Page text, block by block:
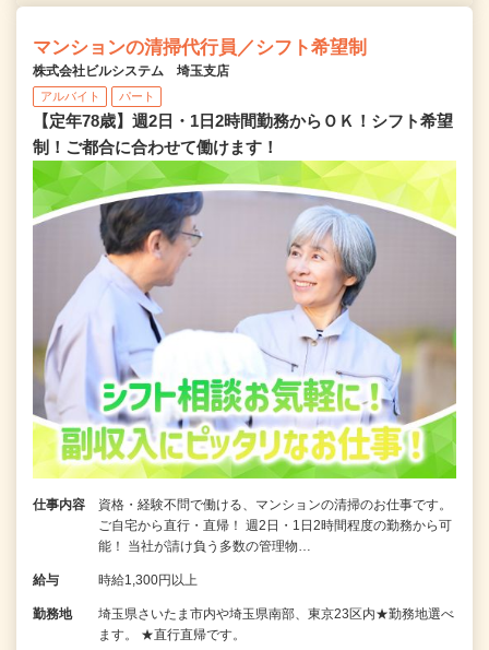
マンションの清掃代行員／シフト希望制
株式会社ビルシステム 埼玉支店
アルバイト パート
【定年78歳】週2日・1日2時間勤務からＯＫ！シフト希望
制！ご都合に合わせて働けます！
仕事内容
資格・経験不問で働ける、マンションの清掃のお仕事です。
ご自宅から直行・直帰！ 週2日・1日2時間程度の勤務から可
能！ 当社が請け負う多数の管理物…
給与 時給1,300円以上
勤務地
埼玉県さいたま市内や埼玉県南部、東京23区内★勤務地選べ
ます。 ★直行直帰です。